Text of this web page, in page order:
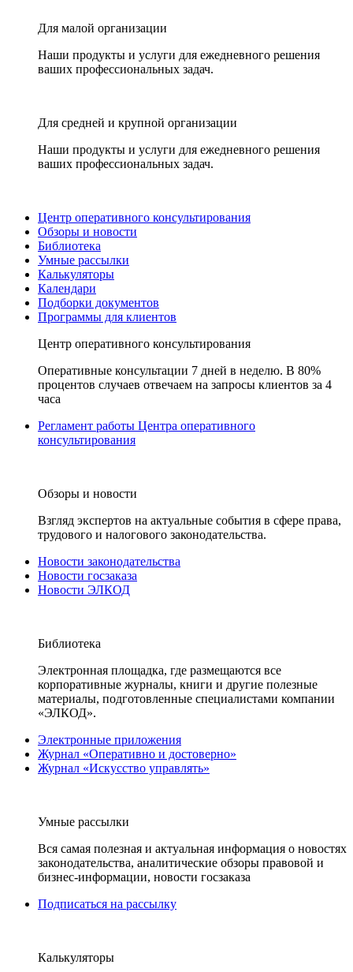
Для малой организации
Наши продукты и услуги для ежедневного решения
ваших профессиональных задач.
Для средней и крупной организации
Наши продукты и услуги для ежедневного решения
ваших профессиональных задач.
Центр оперативного консультирования
Обзоры и новости
Библиотека
Умные рассылки
Калькуляторы
Календари
Подборки документов
Программы для клиентов
Центр оперативного консультирования
Оперативные консультации 7 дней в неделю. В 80%
процентов случаев отвечаем на запросы клиентов за 4
часа
Регламент работы Центра оперативного
консультирования
Обзоры и новости
Взгляд экспертов на актуальные события в сфере права,
трудового и налогового законодательства.
Новости законодательства
Новости госзаказа
Новости ЭЛКОД
Библиотека
Электронная площадка, где размещаются все
корпоративные журналы, книги и другие полезные
материалы, подготовленные специалистами компании
«ЭЛКОД».
Электронные приложения
Журнал «Оперативно и достоверно»
Журнал «Искусство управлять»
Умные рассылки
Вся самая полезная и актуальная информация о новостях
законодательства, аналитические обзоры правовой и
бизнес-информации, новости госзаказа
Подписаться на рассылку
Калькуляторы